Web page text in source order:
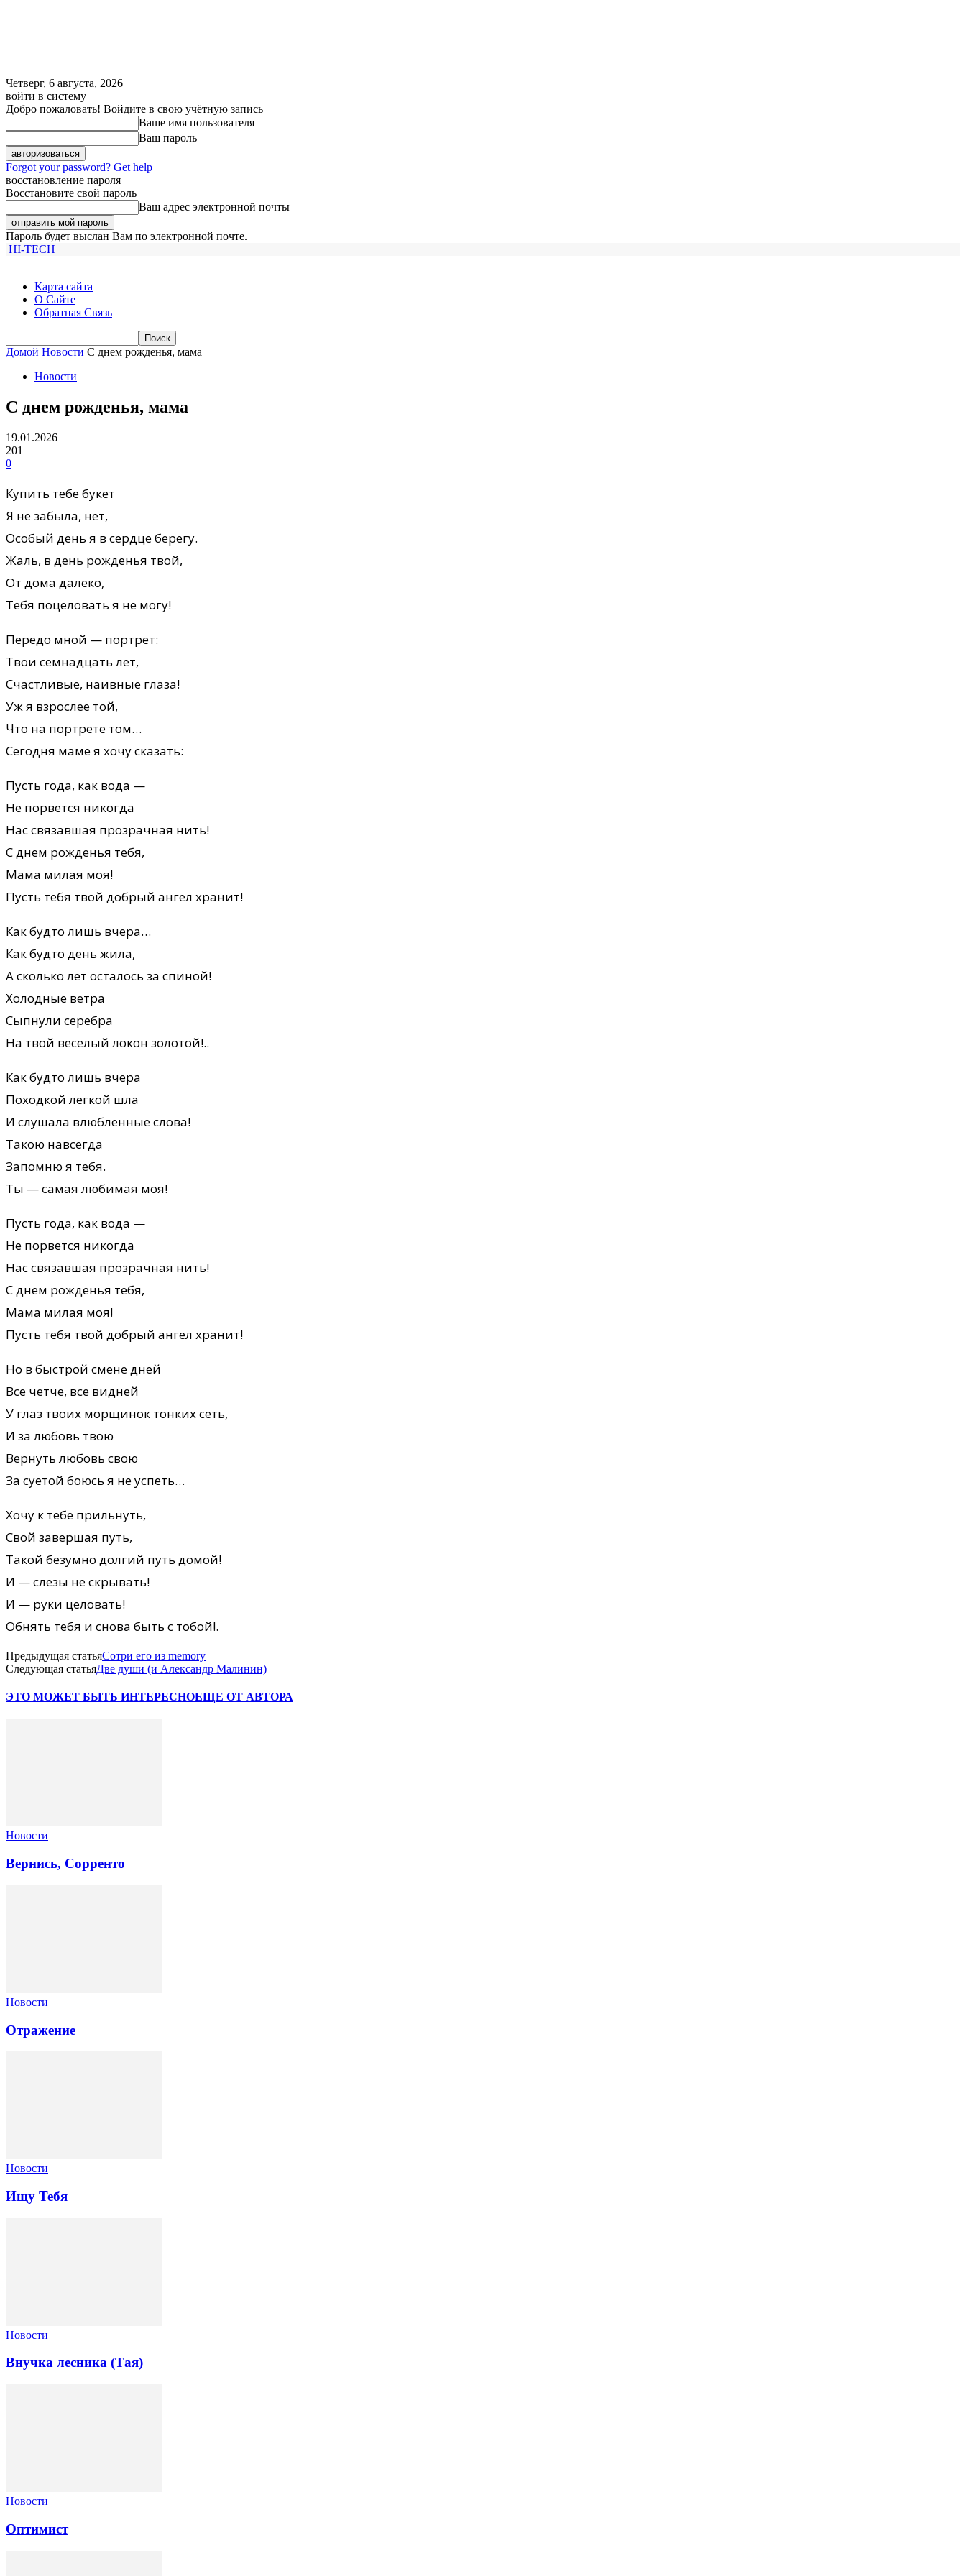
Четверг, 6 августа, 2026
войти в систему
Добро пожаловать! Войдите в свою учётную запись
Ваше имя пользователя
Ваш пароль
Forgot your password? Get help
восстановление пароля
Восстановите свой пароль
Ваш адрес электронной почты
Пароль будет выслан Вам по электронной почте.
HI-TECH
Карта сайта
О Сайте
Обратная Связь
Домой Новости С днем рожденья, мама
Новости
С днем рожденья, мама
19.01.2026
201
0
Купить тебе букет
Я не забыла, нет,
Особый день я в сердце берегу.
Жаль, в день рожденья твой,
От дома далеко,
Тебя поцеловать я не могу!
Передо мной — портрет:
Твои семнадцать лет,
Счастливые, наивные глаза!
Уж я взрослее той,
Что на портрете том…
Сегодня маме я хочу сказать:
Пусть года, как вода —
Не порвется никогда
Нас связавшая прозрачная нить!
С днем рожденья тебя,
Мама милая моя!
Пусть тебя твой добрый ангел хранит!
Как будто лишь вчера…
Как будто день жила,
А сколько лет осталось за спиной!
Холодные ветра
Сыпнули серебра
На твой веселый локон золотой!..
Как будто лишь вчера
Походкой легкой шла
И слушала влюбленные слова!
Такою навсегда
Запомню я тебя.
Ты — самая любимая моя!
Пусть года, как вода —
Не порвется никогда
Нас связавшая прозрачная нить!
С днем рожденья тебя,
Мама милая моя!
Пусть тебя твой добрый ангел хранит!
Но в быстрой смене дней
Все четче, все видней
У глаз твоих морщинок тонких сеть,
И за любовь твою
Вернуть любовь свою
За суетой боюсь я не успеть…
Хочу к тебе прильнуть,
Свой завершая путь,
Такой безумно долгий путь домой!
И — слезы не скрывать!
И — руки целовать!
Обнять тебя и снова быть с тобой!.
Предыдущая статьяСотри его из memory
Следующая статьяДве души (и Александр Малинин)
ЭТО МОЖЕТ БЫТЬ ИНТЕРЕСНОЕЩЕ ОТ АВТОРА
Новости
Вернись, Сорренто
Новости
Отражение
Новости
Ищу Тебя
Новости
Внучка лесника (Тая)
Новости
Оптимист